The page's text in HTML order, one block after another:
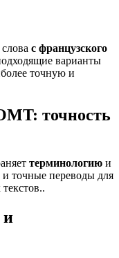
с французского
варианты
точную и
точность
терминологию и
и точные переводы для
и